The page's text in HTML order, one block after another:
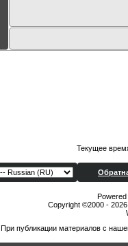
Текущее
Copyright ©2000 -
При публикации материалов с